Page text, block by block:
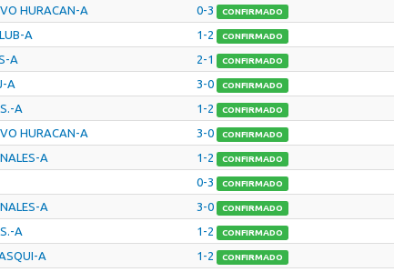
HURACAN-A 0-3 CONFIRMADO
A 1-2 CONFIRMADO
A 2-1 CONFIRMADO
A 3-0 CONFIRMADO
A 1-2 CONFIRMADO
HURACAN-A 3-0 CONFIRMADO
A 1-2 CONFIRMADO
0-3 CONFIRMADO
A 3-0 CONFIRMADO
A 1-2 CONFIRMADO
A 1-2 CONFIRMADO